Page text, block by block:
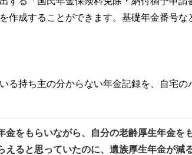
作成することができます。基礎年金番号
る持ち主の分からない年金記録を、自宅の
金をもらいながら、自分の老齢厚生年金を
えると思っていたのに、遺族厚生年金が減